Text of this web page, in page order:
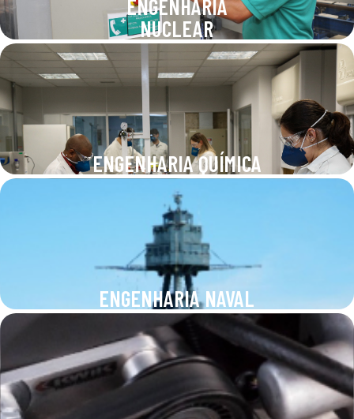
ENGENHARIA
NUCLEAR
ENGENHARIA QUÍMICA
ENGENHARIA NAVAL